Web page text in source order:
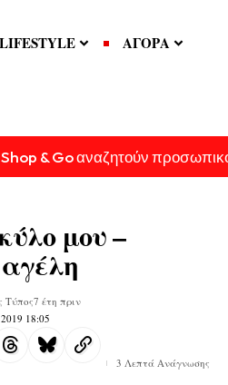
LIFESTYLE ΑΓΟΡΑ
& Go αναζητούν
μου –
18:05
Τύπος7 έτη πριν
3 Λεπτά Ανάγνωσης